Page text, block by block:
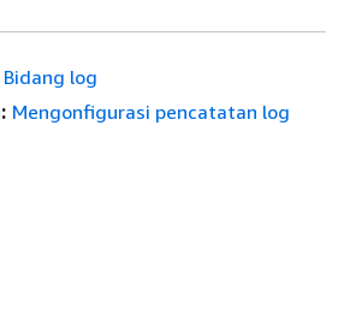
Bidang log
Mengonfigurasi pencatatan log